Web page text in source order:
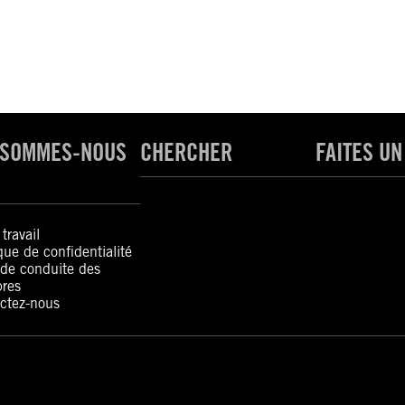
NOUS
de confidentialité
conduite des
nous
CHERCHER FAITES